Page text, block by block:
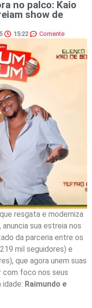
no palco: Kaio
show de
15:22 Comente
resgata e moderniza
sua estreia nos
da parceria entre os
mil seguidores) e
que agora unem suas
com foco nos seus
Raimundo e